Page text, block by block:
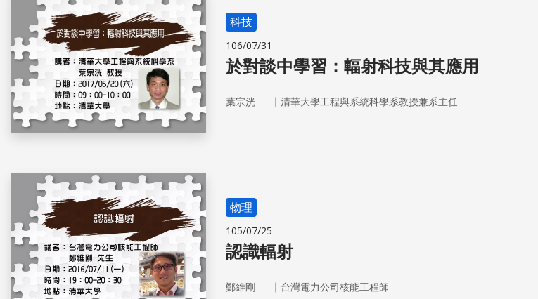
科技
106/07/31
於對談中學習：輻射科技與其應用
葉宗洸 ｜ 清華大學工程與系統科學系教授兼系主任
物理
105/07/25
認識輻射
鄭維剛 ｜ 台灣電力公司核能工程師